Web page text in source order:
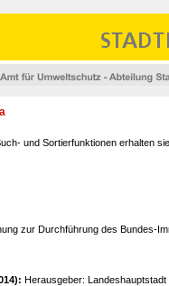
und Sortierfunktionen erhalten
zur Durchführung des Bundes-
Herausgeber: